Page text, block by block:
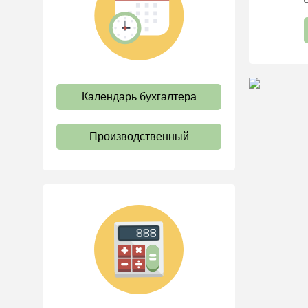
труда
Отпуск и время отдыха
Оплата труда
Ответственность и
взыскания
Пенсии
Трудовые книжки
Кадровые документы и
образцы
Персональные данные
Календарь бухгалтера
Производственный